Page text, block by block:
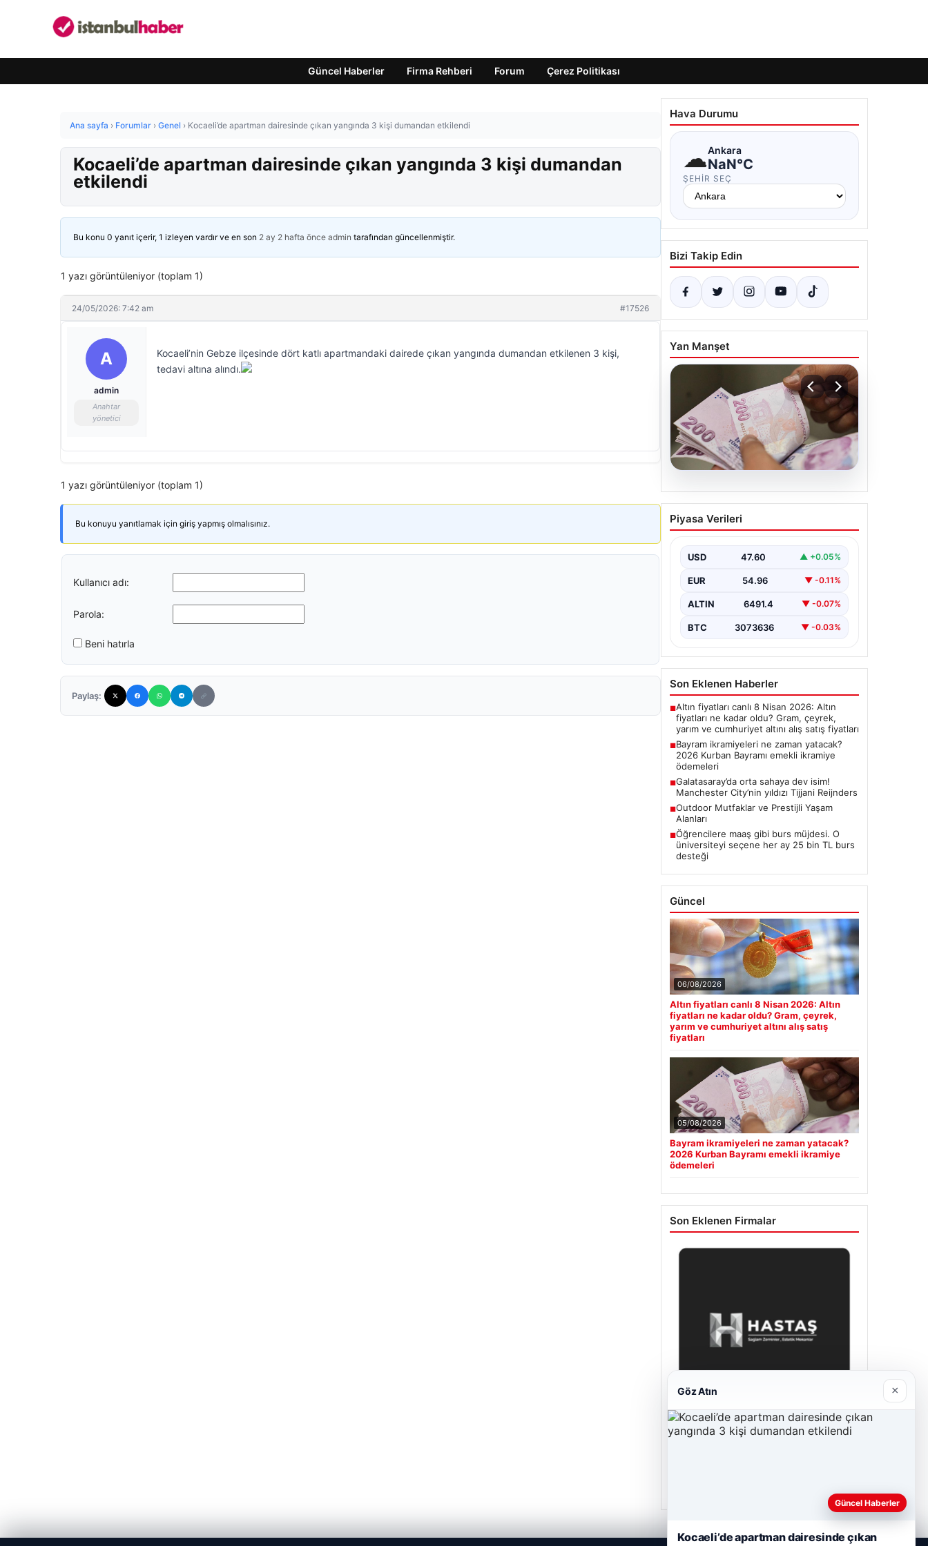
Güncel Haberler Firma Rehberi Forum Çerez Politikası
Ana sayfa › Forumlar › Genel › Kocaeli’de apartman dairesinde çıkan yangında 3 kişi dumandan etkilendi
Kocaeli’de apartman dairesinde çıkan yangında 3 kişi dumandan
etkilendi
Bu konu 0 yanıt içerir, 1 izleyen vardır ve en son 2 ay 2 hafta önce admin tarafından güncellenmiştir.
1 yazı görüntüleniyor (toplam 1)
24/05/2026: 7:42 am #17526
A
admin
Anahtar
yönetici
Kocaeli’nin Gebze ilçesinde dört katlı apartmandaki dairede çıkan yangında dumandan etkilenen 3 kişi,
tedavi altına alındı.
1 yazı görüntüleniyor (toplam 1)
Bu konuyu yanıtlamak için giriş yapmış olmalısınız.
Kullanıcı adı:
Parola:
Beni hatırla
Paylaş:
Hava Durumu
☁Ankara
NaN°C
ŞEHIR SEÇ
Bizi Takip Edin
Yan Manşet
Bayram ikramiyeleri ne
zaman yatacak? 2026
ikramiye ödemeleri
Piyasa Verileri
USD 47.60 ▲ +0.05%
EUR 54.96 ▼ -0.11%
ALTIN 6491.4 ▼ -0.07%
BTC 3073636 ▼ -0.03%
Son Eklenen Haberler
■Altın fiyatları canlı 8 Nisan 2026: Altın
fiyatları ne kadar oldu? Gram, çeyrek,
yarım ve cumhuriyet altını alış satış fiyatları
■Bayram ikramiyeleri ne zaman yatacak?
2026 Kurban Bayramı emekli ikramiye
ödemeleri
■Galatasaray’da orta sahaya dev isim!
Manchester City’nin yıldızı Tijjani Reijnders
■Outdoor Mutfaklar ve Prestijli Yaşam
Alanları
■Öğrencilere maaş gibi burs müjdesi. O
üniversiteyi seçene her ay 25 bin TL burs
desteği
Güncel
06/08/2026
Altın fiyatları canlı 8 Nisan 2026: Altın
fiyatları ne kadar oldu? Gram, çeyrek,
yarım ve cumhuriyet altını alış satış
fiyatları
05/08/2026
Bayram ikramiyeleri ne zaman yatacak?
2026 Kurban Bayramı emekli ikramiye
ödemeleri
Son Eklenen Firmalar
Hastaş Beton
Göz Atın ×
Güncel Haberler
Kocaeli’de apartman dairesinde çıkan